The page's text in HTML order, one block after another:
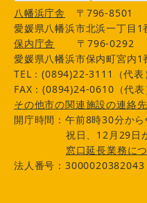
八幡浜庁舎
〒796-8501
愛媛県八幡浜市北浜一丁目1
保内庁舎
〒796-0292
愛媛県八幡浜市保内町宮内
TEL：(0894)22-3111（代表
FAX：(0894)24-0610（代表
その他市の関連施設の連絡
開庁時間：午前8時30分か
祝日、12月29日
窓口延長業務に
法人番号：3000020382043